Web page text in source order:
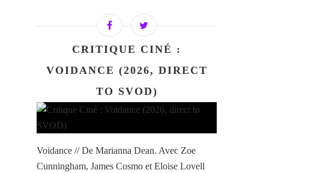
CRITIQUE CINÉ :
VOIDANCE (2026, DIRECT
TO SVOD)
Voidance // De Marianna Dean. Avec Zoe
Cunningham, James Cosmo et Eloise Lovell